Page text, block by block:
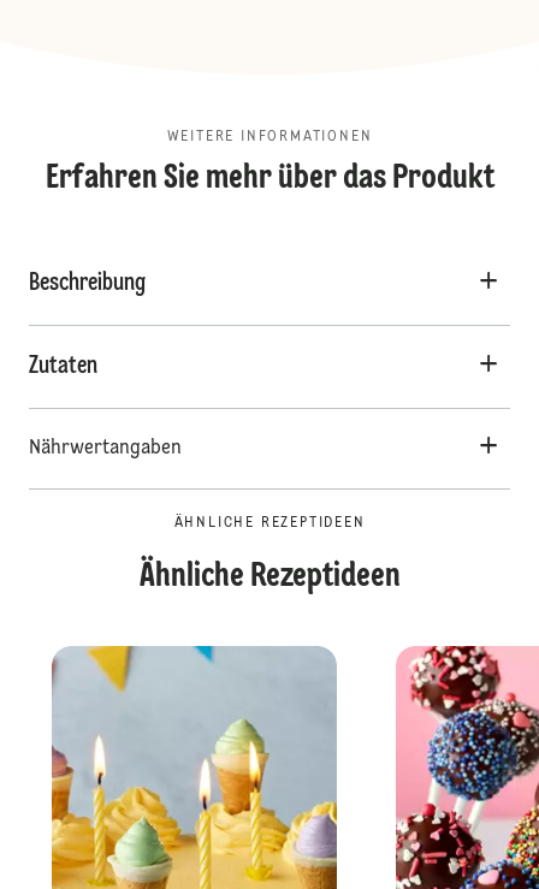
WEITERE INFORMATIONEN
Erfahren Sie mehr über das Produkt
Beschreibung
Zutaten
Nährwertangaben
ÄHNLICHE REZEPTIDEEN
Ähnliche Rezeptideen